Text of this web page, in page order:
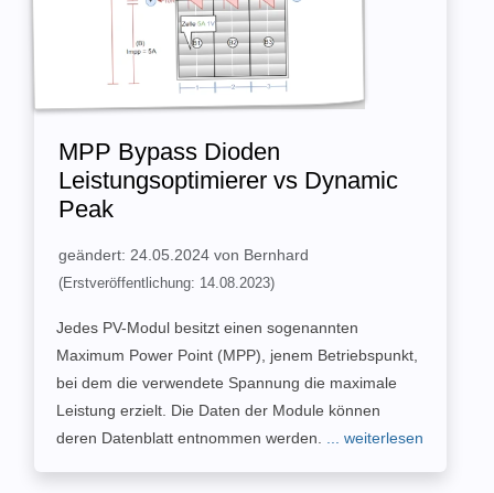
MPP Bypass Dioden
Leistungsoptimierer vs Dynamic
Peak
geändert: 24.05.2024 von Bernhard
(Erstveröffentlichung: 14.08.2023)
Jedes PV-Modul besitzt einen sogenannten
Maximum Power Point (MPP), jenem Betriebspunkt,
bei dem die verwendete Spannung die maximale
Leistung erzielt. Die Daten der Module können
deren Datenblatt entnommen werden.
... weiterlesen